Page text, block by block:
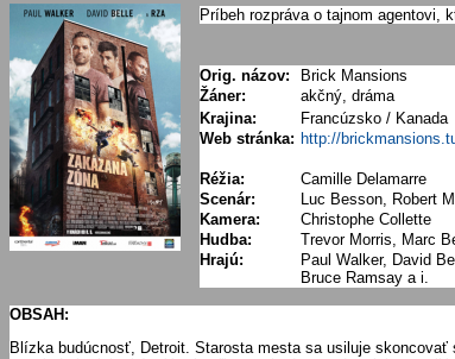
Príbeh rozpráva o tajnom agentovi,
Orig. názov:
Brick Mansions
Žáner:
akčný, dráma
Krajina:
Francúzsko / Kanada
Web stránka: http://
Réžia:
Camille Delamarre
Scenár:
Luc Besson, Robert
Kamera:
Christophe Collette
Hudba:
Trevor Morris, Marc
Hrajú:
Paul Walker, David
Bruce Ramsay a i.
OBSAH:
Blízka budúcnosť, Detroit. Starosta mesta sa usiluje